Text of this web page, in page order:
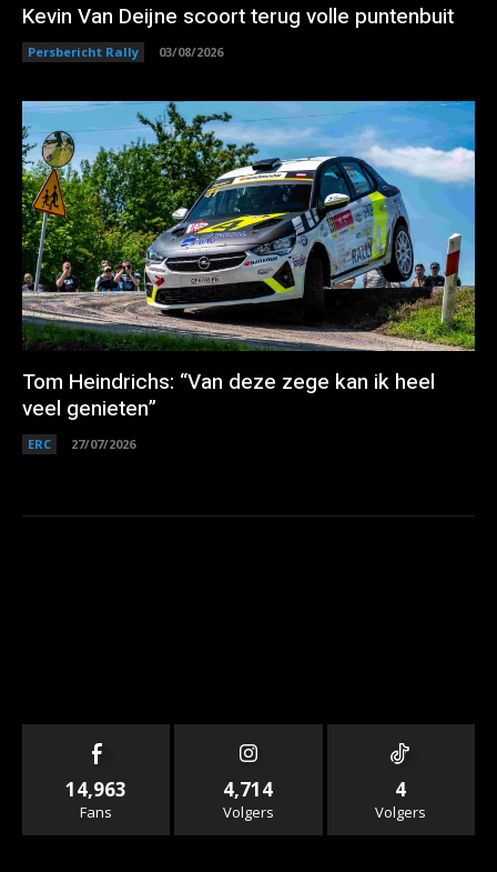
Kevin Van Deijne scoort terug volle puntenbuit
Persbericht Rally 03/08/2026
Tom Heindrichs: “Van deze zege kan ik heel
veel genieten”
ERC 27/07/2026
14,963
Fans
4,714
Volgers
4
Volgers